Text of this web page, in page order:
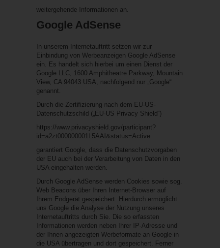
weitergehende Informationen an.
Google AdSense
In unserem Internetauftritt setzen wir zur
Einbindung von Werbeanzeigen Google AdSense
ein. Es handelt sich hierbei um einen Dienst der
Google LLC, 1600 Amphitheatre Parkway, Mountain
View, CA 94043 USA, nachfolgend nur „Google“
genannt.
Durch die Zertifizierung nach dem EU-US-
Datenschutzschild („EU-US Privacy Shield“)
https://www.privacyshield.gov/participant?
id=a2zt000000001L5AAI&status=Active
garantiert Google, dass die Datenschutzvorgaben
der EU auch bei der Verarbeitung von Daten in den
USA eingehalten werden.
Durch Google AdSense werden Cookies sowie sog.
Web Beacons über Ihren Internet-Browser auf
Ihrem Endgerät gespeichert. Hierdurch ermöglicht
uns Google die Analyse der Nutzung unseres
Internetauftritts durch Sie. Die so erfassten
Informationen werden neben Ihrer IP-Adresse und
der Ihnen angezeigten Werbeformate an Google in
die USA übertragen und dort gespeichert. Ferner